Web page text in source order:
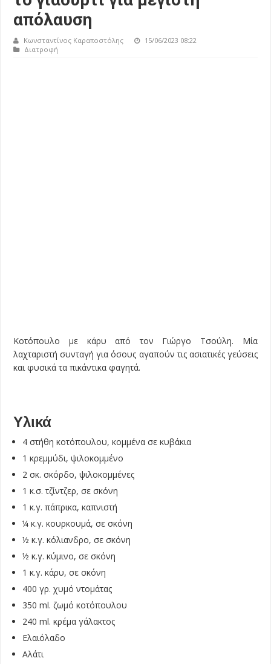
απόλαυση
Κωνσταντίνος Καραποστόλης
15/06/2023 08:22
Διατροφή
Κοτόπουλο με κάρυ από τον Γιώργο Τσούλη. Μία
λαχταριστή συνταγή για όσους αγαπούν τις ασιατικές γεύσεις
και φυσικά τα πικάντικα φαγητά.
Υλικά
4 στήθη κοτόπουλου, κομμένα σε κυβάκια
1 κρεμμύδι, ψιλοκομμένο
2 σκ. σκόρδο, ψιλοκομμένες
1 κ.σ. τζίντζερ, σε σκόνη
1 κ.γ. πάπρικα, καπνιστή
¼ κ.γ. κουρκουμά, σε σκόνη
½ κ.γ. κόλιανδρο, σε σκόνη
½ κ.γ. κύμινο, σε σκόνη
1 κ.γ. κάρυ, σε σκόνη
400 γρ. χυμό ντομάτας
350 ml. ζωμό κοτόπουλου
240 ml. κρέμα γάλακτος
Ελαιόλαδο
Αλάτι